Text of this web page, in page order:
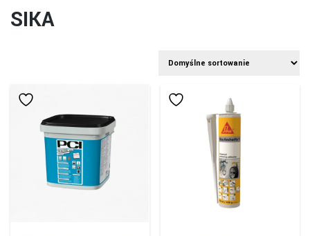
SIKA